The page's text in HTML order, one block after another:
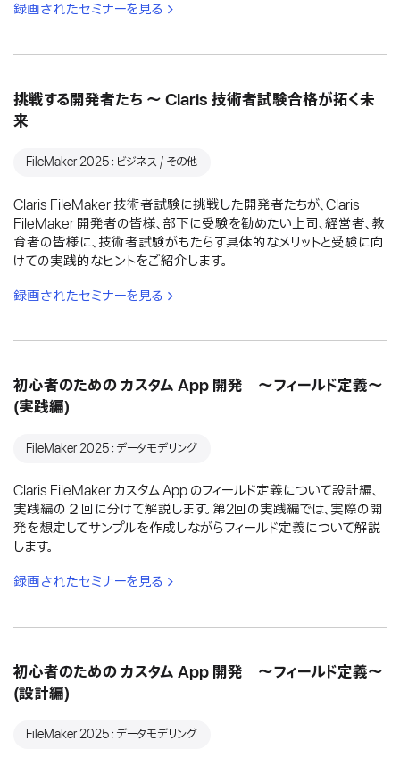
録画されたセミナーを見る
挑戦する開発者たち 〜 Claris 技術者試験合格が拓く未
来
FileMaker 2025：ビジネス / その他
Claris FileMaker 技術者試験に挑戦した開発者たちが、Claris
FileMaker 開発者の皆様、部下に受験を勧めたい上司、経営者、教
育者の皆様に、技術者試験がもたらす具体的なメリットと受験に向
けての実践的なヒントをご紹介します。
録画されたセミナーを見る
初心者のための カスタム App 開発 〜フィールド定義〜
(実践編)
FileMaker 2025：データモデリング
Claris FileMaker カスタム App のフィールド定義について設計編、
実践編の２回に分けて解説します。第2回の実践編では、実際の開
発を想定してサンプルを作成しながらフィールド定義について解説
します。
録画されたセミナーを見る
初心者のための カスタム App 開発 〜フィールド定義〜
(設計編)
FileMaker 2025：データモデリング